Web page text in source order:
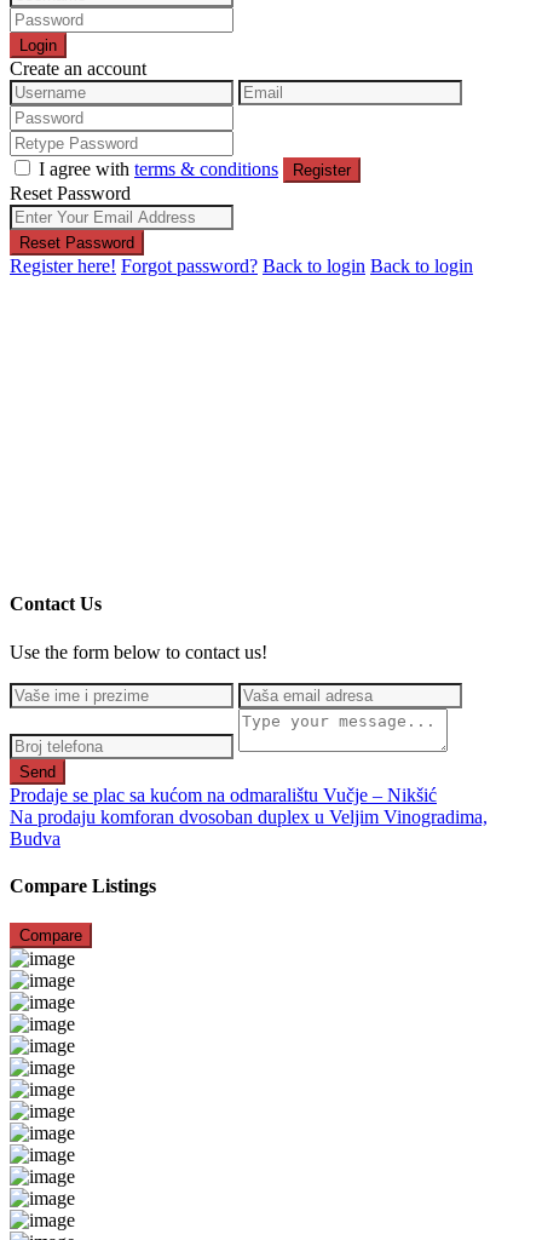
Login
Create an account
I agree with terms & conditions Register
Reset Password
Reset Password
Register here! Forgot password? Back to login Back to login
Contact Us
Use the form below to contact us!
Send
Prodaje se plac sa kućom na odmaralištu Vučje – Nikšić
Na prodaju komforan dvosoban duplex u Veljim Vinogradima,
Budva
Compare Listings
Compare